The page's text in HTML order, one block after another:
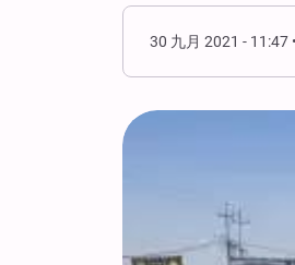
30 九月 2021 - 11:47